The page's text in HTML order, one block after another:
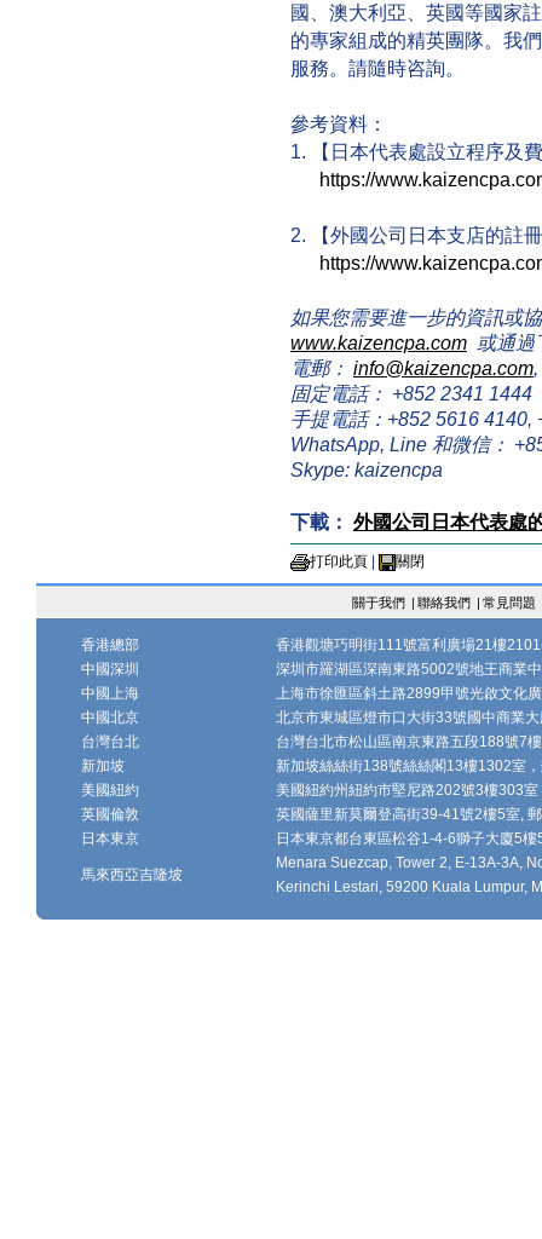
國、澳大利亞、英國等國家
的專家組成的精英團隊。我
服務。請隨時咨詢。
參考資料：
1. 【日本代表處設立程序及
https://
2. 【外國公司日本支店的註
https://
如果您需要進一步的資訊或
www.kaizencpa.com 或通過
電郵： info@kaizencpa.com,
固定電話： +852 2341 1444
手提電話：+852 5616 4140,
WhatsApp, Line 和微信：
Skype: kaizencpa
下載： 外國公司日本代表處
打印此頁 關閉
關于我們 | 聯絡我們 | 常見問題
香港總部
香港觀塘巧明街111號富利廣場21樓
中國深圳
深圳市羅湖區深南東路5002號地王商業
中國上海
上海市徐匯區斜土路2899甲號光啟文化
中國北京
北京市東城區燈市口大街33號國中商業
台灣台北
台灣台北市松山區南京東路五段188號7
新加坡
新加坡絲絲街138號絲絲閣13樓1302室
美國紐約
美國紐約州紐約市堅尼路202號3樓303
英國倫敦
英國薩里新莫爾登高街39-41號2樓5室,
日本東京
日本東京都台東區松谷1-4-6獅子大廈5
馬來西亞吉隆坡
Menara Suezcap, Tower 2, E-13A-3A,
Kerinchi Lestari, 59200 Kuala Lumpur,